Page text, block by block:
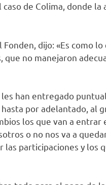
de Colima, donde
dijo: «Es como
no manejaron
han entregado
por adelantado, al
los que van a entrar
o no nos va a
participaciones y los